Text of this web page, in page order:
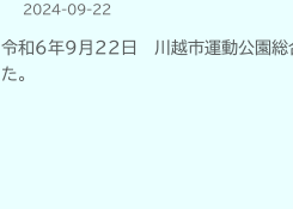
2024-09-22
令和6年9月22日 川越市運動公園総
た。